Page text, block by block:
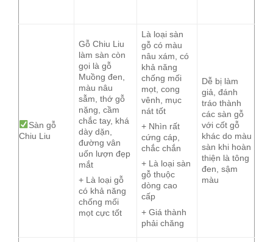
Sàn gỗ
Chiu Liu
Gỗ Chiu Liu
làm sàn còn
gọi là gỗ
Muồng đen,
màu nâu
sẫm, thớ gỗ
nặng, cầm
chắc tay, khá
dày dặn,
đường vân
uốn lượn đẹp
mắt
+ Là loại gỗ
có khả năng
chống mối
mọt cực tốt
Là loại sàn
gỗ có màu
nâu xám, có
khả năng
chống mối
mọt, cong
vênh, mục
nát tốt
+ Nhìn rất
cứng cáp,
chắc chắn
+ Là loại sàn
gỗ thuộc
dòng cao
cấp
+ Giá thành
phải chăng
Dễ bị làm
giả, đánh
tráo thành
các sàn gỗ
với cốt gỗ
khác do màu
sàn khi hoàn
thiện là tông
đen, sậm
màu